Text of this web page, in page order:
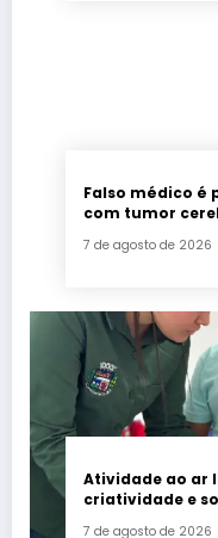
Falso médico é
com tumor
7 de agosto de 2026
Atividade ao ar
criatividade e
7 de agosto de 2026